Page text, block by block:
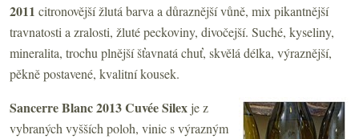
2011 citronovější žlutá barva a důraznější vůně, mix pikantnější
travnatosti a zralosti, žluté peckoviny, divočejší. Suché, kyseliny,
mineralita, trochu plnější šťavnatá chuť, skvělá délka, výraznější,
pěkně postavené, kvalitní kousek.
Sancerre Blanc 2013 Cuvée Silex je z
vybraných vyšších poloh, vinic s výrazným